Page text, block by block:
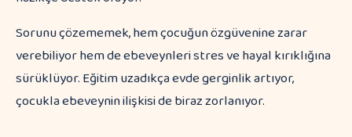
Sorunu çözememek, hem çocuğun özgüvenine zarar
verebiliyor hem de ebeveynleri stres ve hayal kırıklığına
sürüklüyor. Eğitim uzadıkça evde gerginlik artıyor,
çocukla ebeveynin ilişkisi de biraz zorlanıyor.